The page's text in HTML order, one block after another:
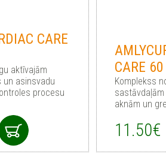
CARE
aktīvajām
asinsvadu
procesu
CARE
Komplekss
aknām un
11.50€